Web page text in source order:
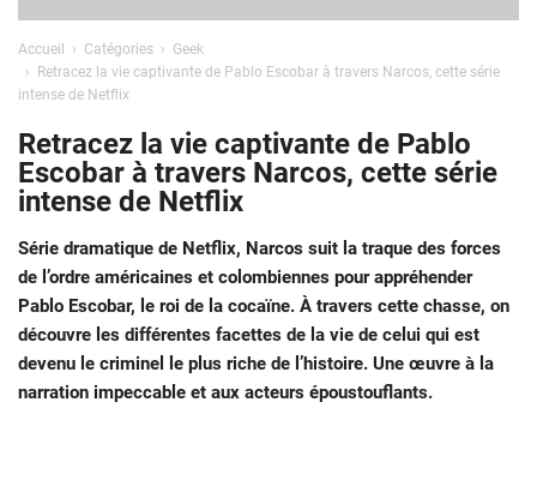
Accueil Catégories
Geek
Retracez la vie captivante de Pablo Escobar à travers Narcos, cette série
intense de Netflix
Retracez la vie captivante de Pablo
Escobar à travers Narcos, cette série
intense de Netflix
Série dramatique de Netflix, Narcos suit la traque des forces
de l’ordre américaines et colombiennes pour appréhender
Pablo Escobar, le roi de la cocaïne. À travers cette chasse, on
découvre les différentes facettes de la vie de celui qui est
devenu le criminel le plus riche de l’histoire. Une œuvre à la
narration impeccable et aux acteurs époustouflants.